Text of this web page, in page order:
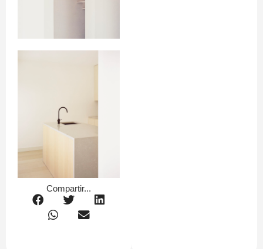
Compartir...